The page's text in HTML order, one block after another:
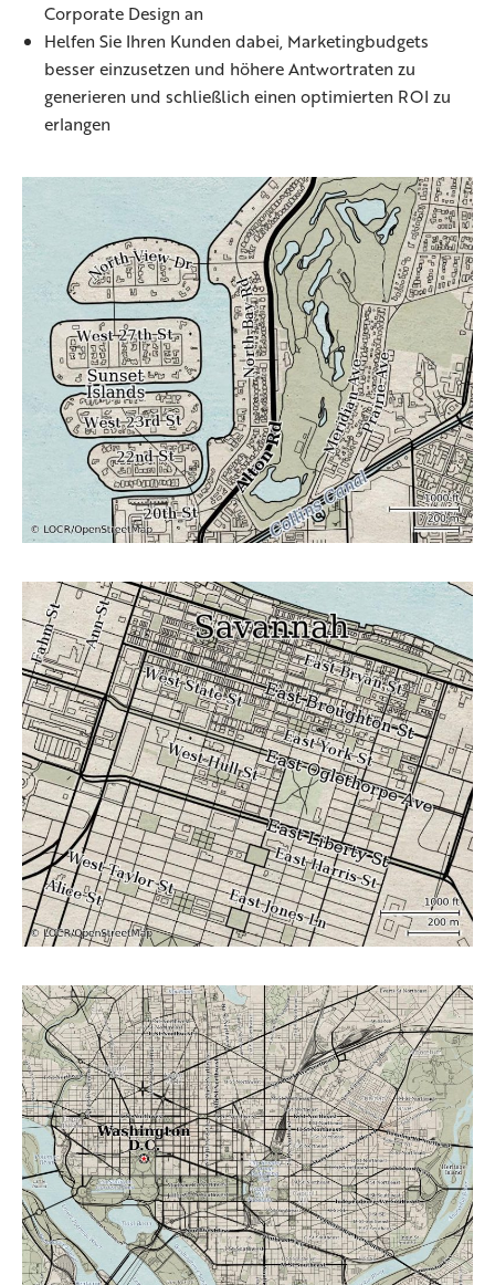
Corporate Design an
Helfen Sie Ihren Kunden dabei, Marketingbudgets
besser einzusetzen und höhere Antwortraten zu
generieren und schließlich einen optimierten ROI zu
erlangen